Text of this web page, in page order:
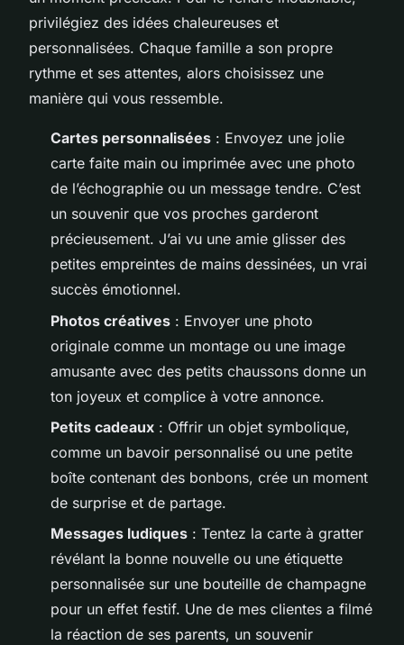
privilégiez des idées chaleureuses et
personnalisées. Chaque famille a son propre
rythme et ses attentes, alors choisissez une
manière qui vous ressemble.
Cartes personnalisées : Envoyez une jolie
carte faite main ou imprimée avec une photo
de l’échographie ou un message tendre. C’est
un souvenir que vos proches garderont
précieusement. J’ai vu une amie glisser des
petites empreintes de mains dessinées, un vrai
succès émotionnel.
Photos créatives : Envoyer une photo
originale comme un montage ou une image
amusante avec des petits chaussons donne un
ton joyeux et complice à votre annonce.
Petits cadeaux : Offrir un objet symbolique,
comme un bavoir personnalisé ou une petite
boîte contenant des bonbons, crée un moment
de surprise et de partage.
Messages ludiques : Tentez la carte à gratter
révélant la bonne nouvelle ou une étiquette
personnalisée sur une bouteille de champagne
pour un effet festif. Une de mes clientes a filmé
la réaction de ses parents, un souvenir